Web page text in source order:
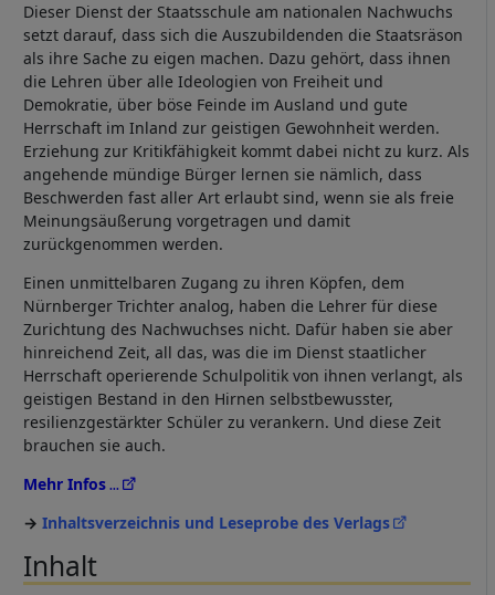
Dieser Dienst der Staatsschule am nationalen Nachwuchs
setzt darauf, dass sich die Auszubildenden die Staatsräson
als ihre Sache zu eigen machen. Dazu gehört, dass ihnen
die Lehren über alle Ideologien von Freiheit und
Demokratie, über böse Feinde im Ausland und gute
Herrschaft im Inland zur geistigen Gewohnheit werden.
Erziehung zur Kritikfähigkeit kommt dabei nicht zu kurz. Als
angehende mündige Bürger lernen sie nämlich, dass
Beschwerden fast aller Art erlaubt sind, wenn sie als freie
Meinungsäußerung vorgetragen und damit
zurückgenommen werden.
Einen unmittelbaren Zugang zu ihren Köpfen, dem
Nürnberger Trichter analog, haben die Lehrer für diese
Zurichtung des Nachwuchses nicht. Dafür haben sie aber
hinreichend Zeit, all das, was die im Dienst staatlicher
Herrschaft operierende Schulpolitik von ihnen verlangt, als
geistigen Bestand in den Hirnen selbstbewusster,
resilienzgestärkter Schüler zu verankern. Und diese Zeit
brauchen sie auch.
Mehr Infos
Inhaltsverzeichnis und Leseprobe des Verlags
Inhalt